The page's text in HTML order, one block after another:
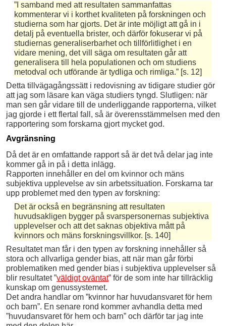
”I samband med att resultaten sammanfattas
kommenterar vi i korthet kvaliteten på forskningen och
studierna som har gjorts. Det är inte möjligt att gå in i
detalj på eventuella brister, och därför fokuserar vi på
studiernas generaliserbarhet och tillförlitlighet i en
vidare mening, det vill säga om resultaten går att
generalisera till hela populationen och om studiens
metodval och utförande är tydliga och rimliga.” [s. 12]
Detta tillvägagångssätt i redovisning av tidigare studier gör
att jag som läsare kan väga studiers tyngd. Slutligen: när
man sen går vidare till de underliggande rapporterna, vilket
jag gjorde i ett flertal fall, så är överensstämmelsen med den
rapportering som forskarna gjort mycket god.
Avgränsning
Då det är en omfattande rapport så är det två delar jag inte
kommer gå in på i detta inlägg.
Rapporten innehåller en del om kvinnor och mäns
subjektiva upplevelse av sin arbetssituation. Forskarna tar
upp problemet med den typen av forskning:
Det är också en begränsning att resultaten
huvudsakligen bygger på svarspersonernas subjektiva
upplevelser och att det saknas objektiva mått på
kvinnors och mäns forskningsvillkor. [s. 140]
Resultatet man får i den typen av forskning innehåller så
stora och allvarliga gender bias, att när man går förbi
problematiken med gender bias i subjektiva upplevelser så
blir resultatet ”väldigt oväntat” för de som inte har tillräcklig
kunskap om genussystemet.
Det andra handlar om ”kvinnor har huvudansvaret för hem
och barn”. En senare rond kommer avhandla detta med
”huvudansvaret för hem och barn” och därför tar jag inte